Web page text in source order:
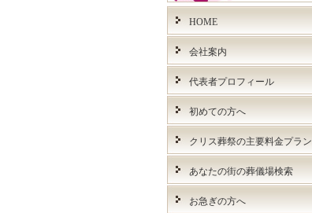
HOME
会社案内
代表者プロフィール
初めての方へ
クリス葬祭の主要料金プラン
あなたの街の葬儀場検索
お急ぎの方へ